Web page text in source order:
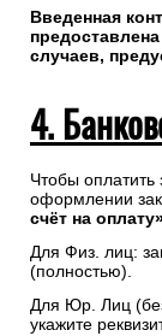
Введенная
случаев,
4.
Чтобы оплатить
оформлении
счёт на
Для Физ. лиц:
(полностью).
Для Юр. Лиц
укажите